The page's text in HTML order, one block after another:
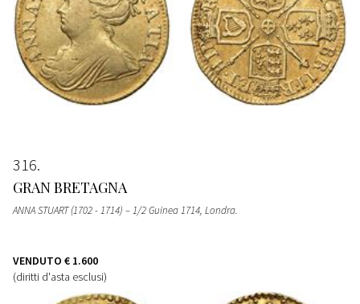
316
GRAN BRETAGNA
ANNA STUART (1702 - 1714) – 1/2 Guinea 1714, Londra.
VENDUTO € 1.600
(diritti d'asta esclusi)